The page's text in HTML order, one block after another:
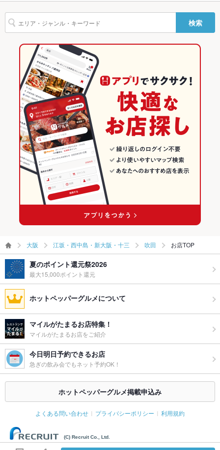
その他設備
なし ：申し訳ございません。ご用意がございません。
食べ放題 なし ：申し訳ございません。ご用意がございません。
焼酎充実
お子様連れ
お子様連れ歓迎 ：少人数でも個室に案内できますので、ご相談
ください。
ウェディン
グパーティ
ー二次会
要相談。
可
南千里駅 × 焼肉・ホルモン
南千里駅 × 焼肉
大阪
大阪 × 焼肉・ホルモン
大阪 × 焼肉
大阪のグルメランキング
大阪の焼肉・ホルモンランキング
江坂・西中島・新大阪・十三のグルメランキング
江坂・西中島・新大阪・十三の焼肉・ホルモンランキング
吹田のグルメランキング
吹田の焼肉・ホルモンランキング
検索
大阪 江坂・西中島・新大阪・十三 吹田 お店TOP
夏のポイント還元祭2026
最大15,000ポイント還元
ホットペッパーグルメについて
マイルがたまるお店特集！
マイルがたまるお店をご紹介
今日明日予約できるお店
急ぎの飲み会でもネット予約OK！
ホットペッパーグルメ掲載申込み
よくある問い合わせ プライバシーポリシー 利用規約
(C) Recruit Co., Ltd.